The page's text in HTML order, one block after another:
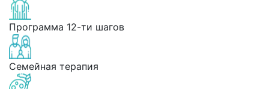
Программа 12-ти шагов
Семейная терапия